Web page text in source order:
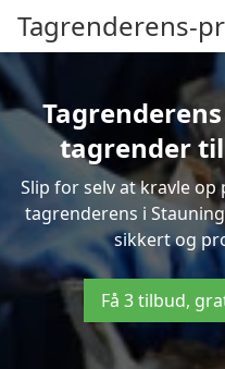
Tagrenderens-
tagrender
Slip for selv at kravle op
tagrenderens i
sikkert og
Få 3 tilbud,